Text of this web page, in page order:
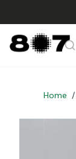
Home /